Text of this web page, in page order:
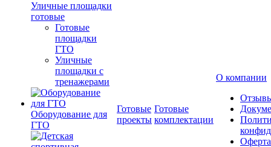
Уличные площадки
готовые
Готовые
площадки
ГТО
Уличные
площадки с
тренажерами
Оборудование для
ГТО
Готовые
проекты
Готовые
комплектации
О компании
Оферта